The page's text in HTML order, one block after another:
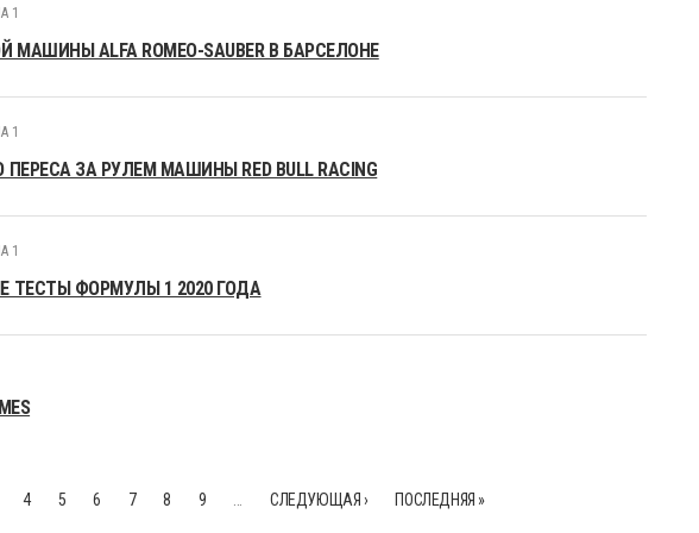
1
ALFA ROMEO-SAUBER В БАРСЕЛОНЕ
1
ЗА РУЛЕМ МАШИНЫ RED BULL RACING
1
ТЕСТЫ ФОРМУЛЫ 1 2020 ГОДА
4 5 6 7 8 9 СЛЕДУЮЩАЯ › ПОСЛЕДНЯЯ »